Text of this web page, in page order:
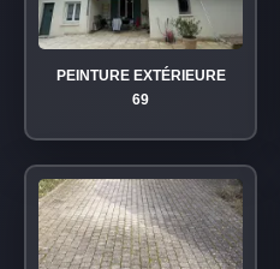
PEINTURE EXTÉRIEURE
69